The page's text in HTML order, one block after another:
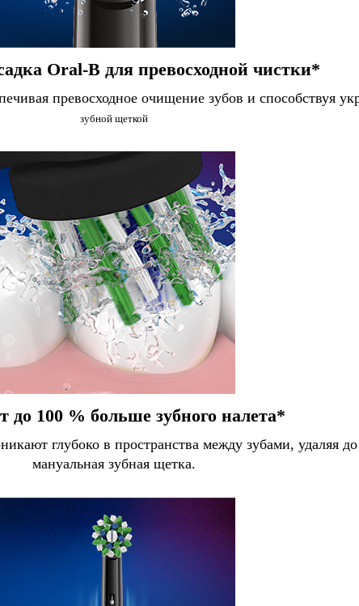
Oral-B для превосходной чистки*
превосходное очищение зубов и способствуя
зубной щеткой
до 100 % больше зубного налета*
глубоко в пространства между зубами, удаляя
мануальная зубная щетка.